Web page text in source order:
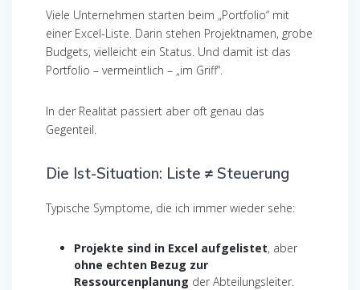
Viele Unternehmen starten beim „Portfolio“ mit
einer Excel-Liste. Darin stehen Projektnamen, grobe
Budgets, vielleicht ein Status. Und damit ist das
Portfolio – vermeintlich – „im Griff“.
In der Realität passiert aber oft genau das
Gegenteil.
Die Ist-Situation: Liste ≠ Steuerung
Typische Symptome, die ich immer wieder sehe:
Projekte sind in Excel aufgelistet, aber
ohne echten Bezug zur
Ressourcenplanung der Abteilungsleiter.